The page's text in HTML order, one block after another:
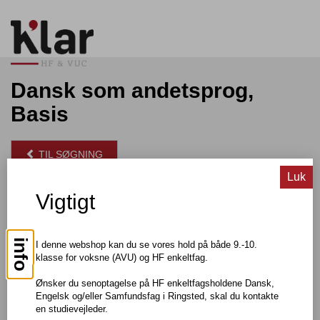
Dansk som andetsprog,
Basis
TIL SØGNING
Pris: DKK 150,00
Om faget
Du lærer at udtrykke dig både mundtligt og skriftligt på dansk, og
du arbejder med læsning og opbygning af lettere tekster.
Der arbejdes med emner fra hverdagen, aktuelle begivenheder
og danske tv- og nyhedsudsendelser, og du kommer til at
kommunikere mundtligt og skriftligt om emner af personlig og
info
Vigtigt
I denne webshop kan du se vores hold på både 9.-10.
klasse for voksne (AVU) og HF enkeltfag.
Ønsker du senoptagelse på HF enkeltfagsholdene Dansk,
Engelsk og/eller Samfundsfag i Ringsted, skal du kontakte
en studievejleder.
Luk